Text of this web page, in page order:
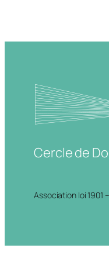
Cercle de
Association loi 1901